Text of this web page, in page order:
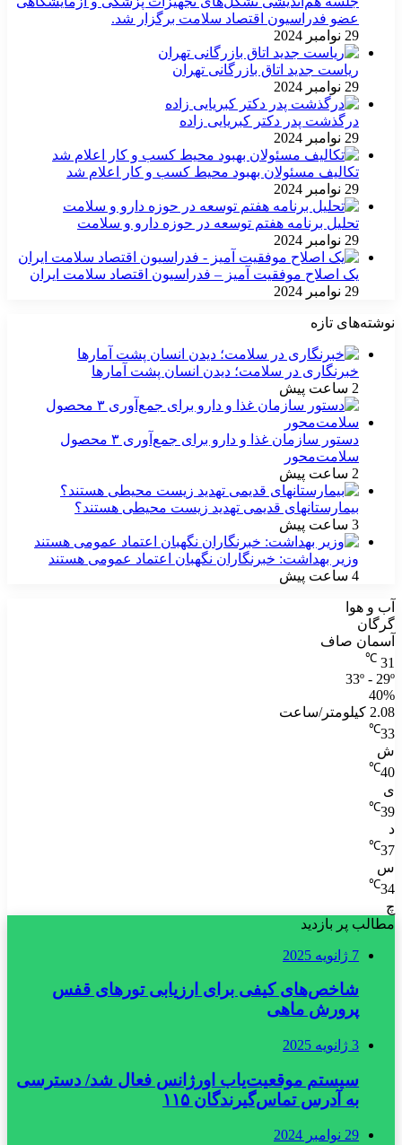
عضو فدراسیون اقتصاد سلامت برگزار شد.
29 نوامبر 2024
ریاست جدید اتاق بازرگانی تهران
29 نوامبر 2024
درگذشت پدر دکتر کبریایی زاده
29 نوامبر 2024
تکالیف مسئولان بهبود محیط کسب و کار اعلام شد
29 نوامبر 2024
تحلیل برنامه هفتم توسعه در حوزه دارو و سلامت
29 نوامبر 2024
یک اصلاح موفقیت آمیز – فدراسیون اقتصاد سلامت ایران
29 نوامبر 2024
نوشته‌های تازه
خبرنگاری در سلامت؛ دیدن انسان پشت آمارها
2 ساعت پیش
دستور سازمان غذا و دارو برای جمع‌آوری ۳ محصول
سلامت‌محور
2 ساعت پیش
بیمارستانهای قدیمی تهدید زیست محیطی هستند؟
3 ساعت پیش
وزیر بهداشت: خبرنگاران نگهبان اعتماد عمومی هستند
4 ساعت پیش
آب و هوا
گرگان
آسمان صاف
31
℃
33º - 29º
40%
2.08 کیلومتر/ساعت
33
℃
ش
40
℃
ی
39
℃
د
37
℃
س
34
℃
چ
مطالب پر بازدید
7 ژانویه 2025
شاخص‌های کیفی برای ارزیابی تورهای قفس
پرورش ماهی
3 ژانویه 2025
سیستم موقعیت‌یاب اورژانس فعال شد/ دسترسی
به آدرس تماس‌گیرندگان ۱۱۵
29 نوامبر 2024